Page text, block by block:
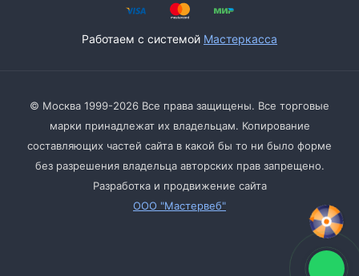
Работаем с системой Мастеркасса
© Москва 1999-2026 Все права защищены. Все торговые
марки принадлежат их владельцам. Копирование
составляющих частей сайта в какой бы то ни было форме
без разрешения владельца авторских прав запрещено.
Разработка и продвижение сайта
ООО "Мастервеб"